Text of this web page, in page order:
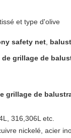
et type d'olive
safety net
de grillage de
grillage de
316,306L etc.
nickelé, acier